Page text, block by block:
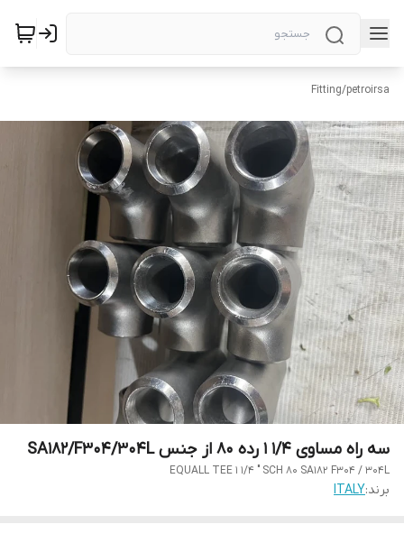
petroirsa
/
Fitting
سه راه مساوی 1/4 1 رده 80 از جنس SA182/F304/304L
EQUALL TEE 1 1/4 " SCH 80 SA182 F304 / 304L
برند:ITALY